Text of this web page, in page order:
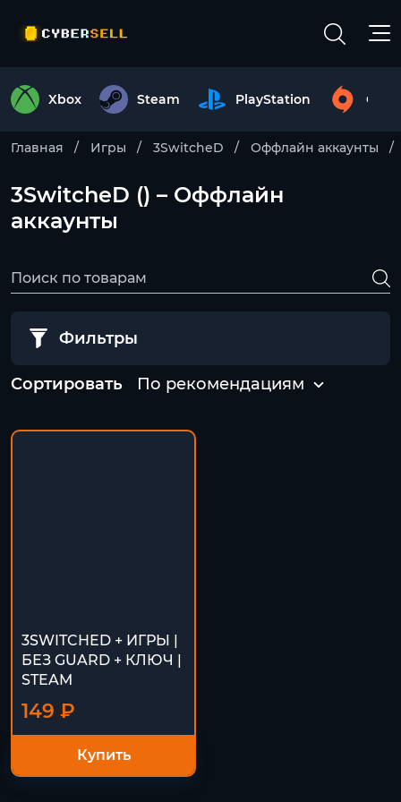
Xbox Steam PlayStation
Главная Игры 3SwitcheD Оффлайн аккаунты
3SwitcheD () – Оффлайн
аккаунты
Фильтры
Сортировать По рекомендациям
3SWITCHED + ИГРЫ |
БЕЗ GUARD + КЛЮЧ |
STEAM
149 ₽
Купить